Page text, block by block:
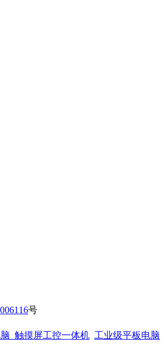
号
触摸屏工控一体机 工业级平板电脑